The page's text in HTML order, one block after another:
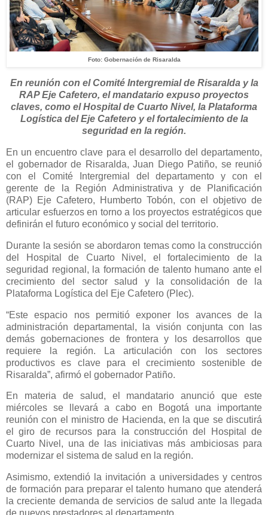
Foto: Gobernación de Risaralda
En reunión con el Comité Intergremial de Risaralda y la
RAP Eje Cafetero, el mandatario expuso proyectos
claves, como el Hospital de Cuarto Nivel, la Plataforma
Logística del Eje Cafetero y el fortalecimiento de la
seguridad en la región.
En un encuentro clave para el desarrollo del departamento,
el gobernador de Risaralda, Juan Diego Patiño, se reunió
con el Comité Intergremial del departamento y con el
gerente de la Región Administrativa y de Planificación
(RAP) Eje Cafetero, Humberto Tobón, con el objetivo de
articular esfuerzos en torno a los proyectos estratégicos que
definirán el futuro económico y social del territorio.
Durante la sesión se abordaron temas como la construcción
del Hospital de Cuarto Nivel, el fortalecimiento de la
seguridad regional, la formación de talento humano ante el
crecimiento del sector salud y la consolidación de la
Plataforma Logística del Eje Cafetero (Plec).
“Este espacio nos permitió exponer los avances de la
administración departamental, la visión conjunta con las
demás gobernaciones de frontera y los desarrollos que
requiere la región. La articulación con los sectores
productivos es clave para el crecimiento sostenible de
Risaralda”, afirmó el gobernador Patiño.
En materia de salud, el mandatario anunció que este
miércoles se llevará a cabo en Bogotá una importante
reunión con el ministro de Hacienda, en la que se discutirá
el giro de recursos para la construcción del Hospital de
Cuarto Nivel, una de las iniciativas más ambiciosas para
modernizar el sistema de salud en la región.
Asimismo, extendió la invitación a universidades y centros
de formación para preparar el talento humano que atenderá
la creciente demanda de servicios de salud ante la llegada